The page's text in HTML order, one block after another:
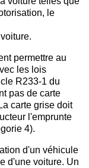
le
permettre au
les lois
R233-1 du
pas de carte
carte grise doit
l'emprunte
4).
d'un véhicule
d'une voiture. Un